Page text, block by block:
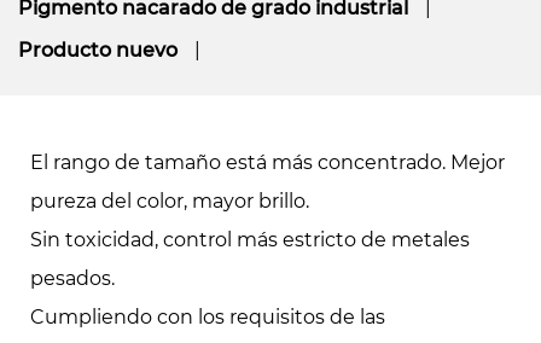
Pigmento nacarado de grado industrial
Producto nuevo
El rango de tamaño está más concentrado. Mejor
pureza del color, mayor brillo.
Sin toxicidad, control más estricto de metales
pesados.
Cumpliendo con los requisitos de las